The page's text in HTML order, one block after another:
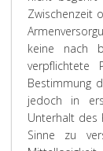
Zwischenzeit
keine nach
verpflichtete
Bestimmung
jedoch in
Unterhalt des
Sinne zu